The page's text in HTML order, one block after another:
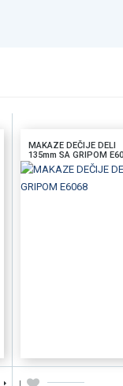
MAKAZE DEČIJE DELI
135mm SA GRIPOM